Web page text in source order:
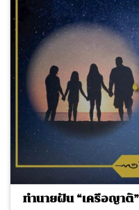
ทำนายฝัน “เครือญาติ”